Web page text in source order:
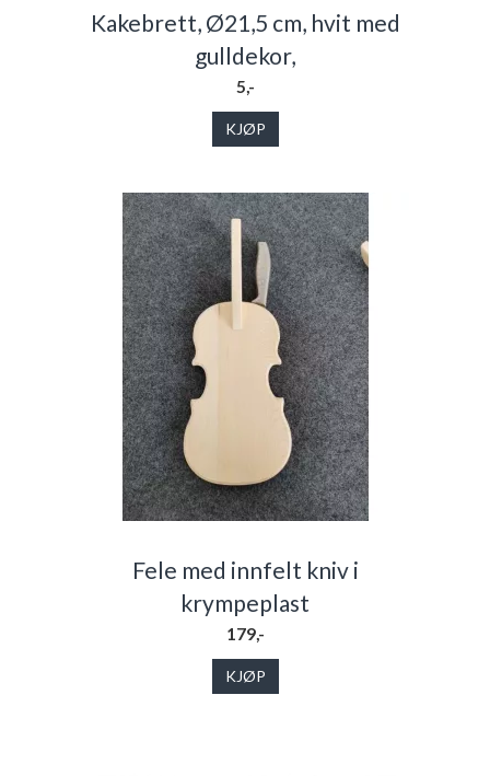
Kakebrett, Ø21,5 cm, hvit med
gulldekor,
5,-
KJØP
Fele med innfelt kniv i
krympeplast
179,-
KJØP